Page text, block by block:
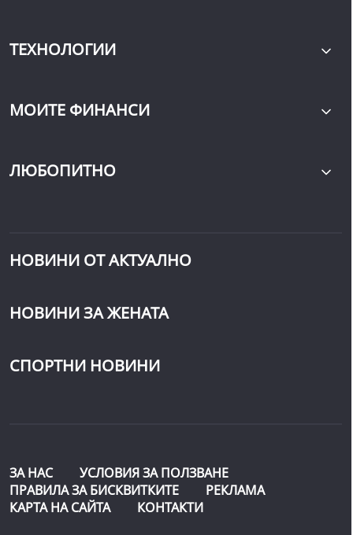
ТЕХНОЛОГИИ
МОИТЕ ФИНАНСИ
ЛЮБОПИТНО
НОВИНИ ОТ АКТУАЛНО
НОВИНИ ЗА ЖЕНАТА
СПОРТНИ НОВИНИ
ЗА НАС
УСЛОВИЯ ЗА ПОЛЗВАНЕ
ПРАВИЛА ЗА БИСКВИТКИТЕ
РЕКЛАМА
КАРТА НА САЙТА
КОНТАКТИ